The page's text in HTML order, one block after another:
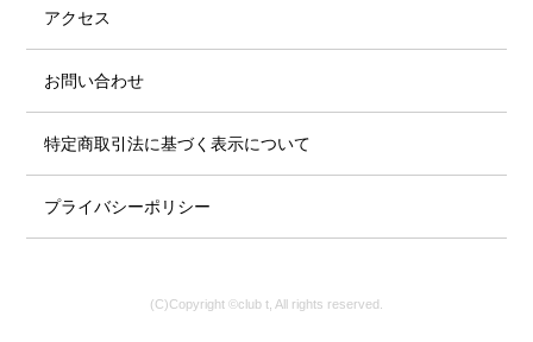
アクセス
お問い合わせ
特定商取引法に基づく表示について
プライバシーポリシー
(C)Copyright ©club t, All rights reserved.